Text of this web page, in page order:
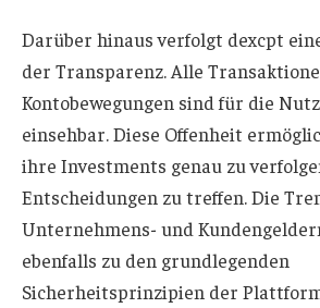
Darüber hinaus verfolgt dexcpt
der Transparenz. Alle
Kontobewegungen sind für die
einsehbar. Diese Offenheit
ihre Investments genau zu
Entscheidungen zu treffen. Die
Unternehmens- und
ebenfalls zu den grundlegenden
Sicherheitsprinzipien der